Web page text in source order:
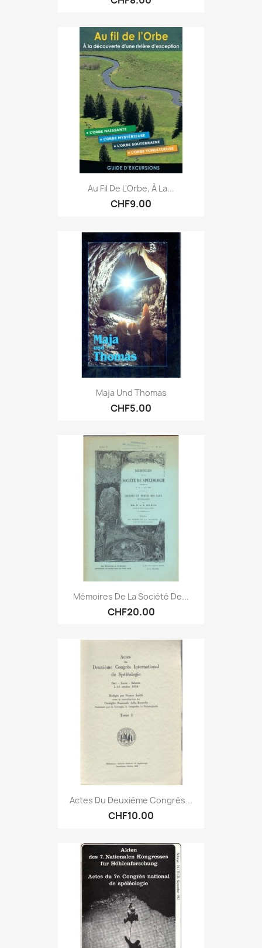
Au Fil De L'Orbe, À La...
CHF9.00
Maja Und Thomas
CHF5.00
Mémoires De La Société De...
CHF20.00
Actes Du Deuxième Congrès...
CHF10.00